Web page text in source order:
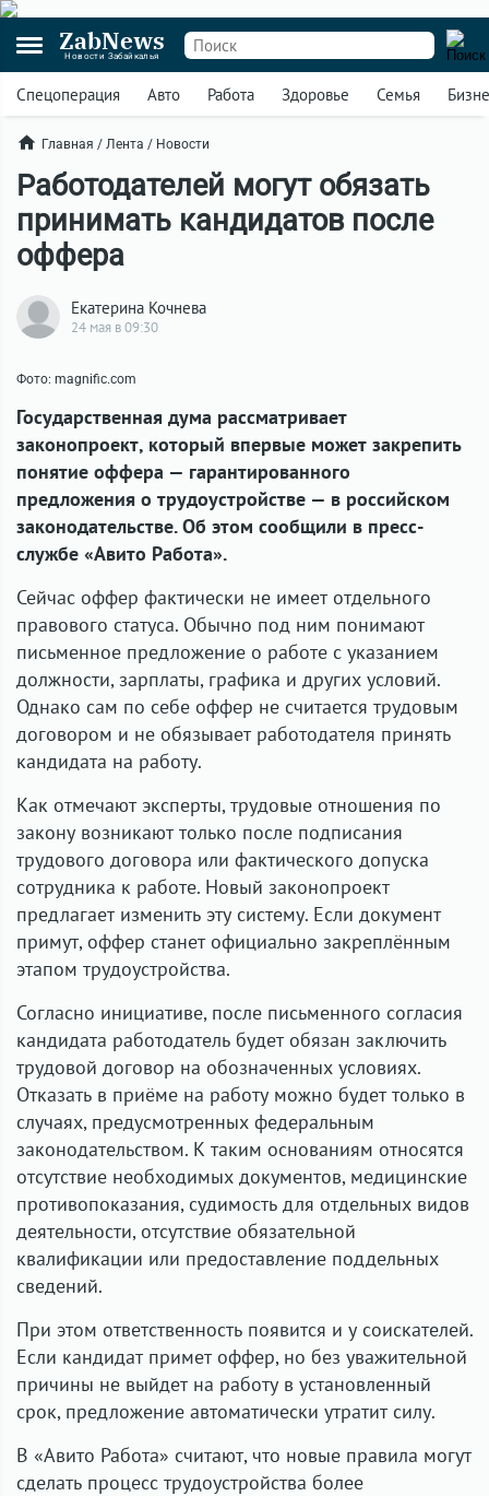
ZabNews
Новости Забайкалья
Спецоперация Авто Работа Здоровье Семья
Главная / Лента / Новости
Работодателей могут обязать
принимать кандидатов после
оффера
Екатерина Кочнева
24 мая в 09:30
Фото: magnific.com
Государственная дума рассматривает
законопроект, который впервые может закрепить
понятие оффера — гарантированного
предложения о трудоустройстве — в российском
законодательстве. Об этом сообщили в пресс-
службе «Авито Работа».
Сейчас оффер фактически не имеет отдельного
правового статуса. Обычно под ним понимают
письменное предложение о работе с указанием
должности, зарплаты, графика и других условий.
Однако сам по себе оффер не считается трудовым
договором и не обязывает работодателя принять
кандидата на работу.
Как отмечают эксперты, трудовые отношения по
закону возникают только после подписания
трудового договора или фактического допуска
сотрудника к работе. Новый законопроект
предлагает изменить эту систему. Если документ
примут, оффер станет официально закреплённым
этапом трудоустройства.
Согласно инициативе, после письменного согласия
кандидата работодатель будет обязан заключить
трудовой договор на обозначенных условиях.
Отказать в приёме на работу можно будет только в
случаях, предусмотренных федеральным
законодательством. К таким основаниям относятся
отсутствие необходимых документов, медицинские
противопоказания, судимость для отдельных видов
деятельности, отсутствие обязательной
квалификации или предоставление поддельных
сведений.
При этом ответственность появится и у соискателей.
Если кандидат примет оффер, но без уважительной
причины не выйдет на работу в установленный
срок, предложение автоматически утратит силу.
В «Авито Работа» считают, что новые правила могут
сделать процесс трудоустройства более